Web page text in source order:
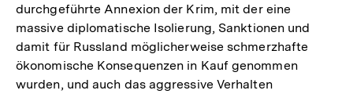
durchgeführte Annexion der Krim, mit der eine
massive diplomatische Isolierung, Sanktionen und
damit für Russland möglicherweise schmerzhafte
ökonomische Konsequenzen in Kauf genommen
wurden, und auch das aggressive Verhalten